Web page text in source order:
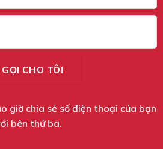
giờ chia sẻ số điện thoại của bạn
bên thứ ba.